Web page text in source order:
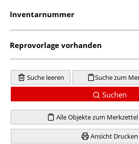
Inventarnummer
Reprovorlage vorhanden
Suche leeren Suche zum
Suchen
Alle Objekte zum
Ansicht Drucken